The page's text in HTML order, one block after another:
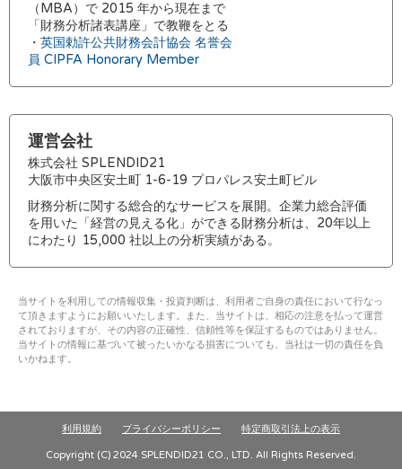
（MBA）で 2015 年から現在まで
「財務分析諸表講座」で教鞭をとる
・ 英国勅許公共財務会計協会 名誉会
員 CIPFA Honorary Member
運営会社
株式会社 SPLENDID21
大阪市中央区安土町 1-6-19 プロパレス安土町ビル
財務分析に関する総合的なサービスを展開。企業力総合評価
を用いた「経営の見える化」ができる財務分析は、20年以上
にわたり 15,000 社以上の分析実績がある。
当サイトを利用しての情報収集・投資判断は、利用者ご自身の責任において行なっ
て頂きますようにお願いいたします。また、当サイトは、相応の注意を払って運営
されておりますが、その内容の正確性、信頼性等を保証するものではありません。
当サイトの情報に基づいて被ったいかなる損害についても、当社は一切の責任を負
いかねます。
利用規約 プライバシーポリシー 特定商取引法上の表示
Copyright (C) 2024 SPLENDID21 CO., LTD. All Rights Reserved.